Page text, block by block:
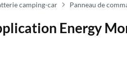
camping-car Panneau de
Energy